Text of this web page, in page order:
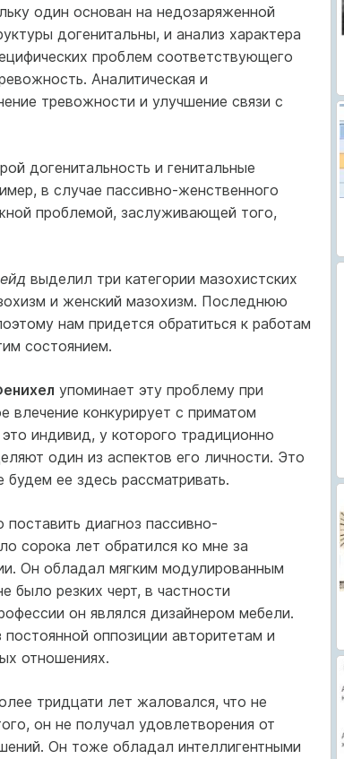
один основан на недозаряженной
догенитальны, и анализ характера
проблем соответствующего
Аналитическая и
тревожности и улучшение связи с
догенитальность и генитальные
в случае пассивно-женственного
проблемой, заслуживающей того,
выделил три категории мазохистских
и женский мазохизм. Последнюю
нам придется обратиться к работам
состоянием.
упоминает эту проблему при
влечение конкурирует с приматом
индивид, у которого традиционно
один из аспектов его личности. Это
ее здесь рассматривать.
диагноз пассивно-
сорока лет обратился ко мне за
Он обладал мягким модулированным
было резких черт, в частности
он являлся дизайнером мебели.
оппозиции авторитетам и
отношениях.
тридцати лет жаловался, что не
он не получал удовлетворения от
Он тоже обладал интеллигентными